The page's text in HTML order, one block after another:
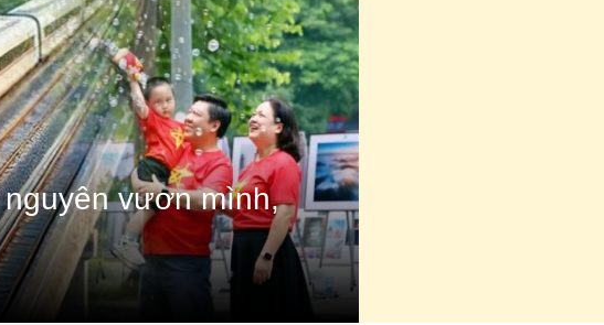
vươn mình,